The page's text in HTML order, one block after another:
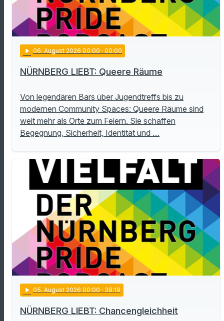
play_arrow 06. August 2026 00:00 · 00:00
NÜRNBERG LIEBT: Queere Räume
Von legendären Bars über Jugendtreffs bis zu
modernen Community Spaces: Queere Räume sind
weit mehr als Orte zum Feiern. Sie schaffen
Begegnung, Sicherheit, Identität und …
play_arrow 05. August 2026 00:00 · 39:19
NÜRNBERG LIEBT: Chancengleichheit